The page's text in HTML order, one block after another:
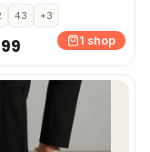
43
+3
1 shop